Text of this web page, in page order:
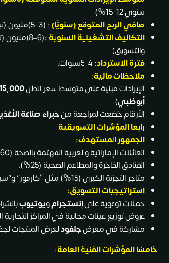
سنوي 12–15%)
صافي الربح المتوقع (سنويًّا): (3–5)مليون (تبدأ من السنة الثانية)
التكاليف التشغيلية السنوية:
والتسويق)
فترة الاسترداد:4–5سنوات.
ملاحظات مالية:
الإيرادات مبنية على متوسط سعر الطن15,000
أبوظبي).
الأرقام خضعت لمراجعة منخبراء صناعة
رابعا المؤشرات التسويقية:
الجمهور المستهدف:
العائلات الإماراتية والعربية المهتمة بالصحة (60%).
الفنادق الفاخرة والمطاعم الصحية (25%).
متاجر التجزئة الكبرى (15%) مثل “كارفور” و”سبينيس”.
استراتيجيات التسويق:
حملات توعوية علىإنستجرامويوتيوب
عروض توزيع عينات مجانية في المراكز التجارية
مشاركة في معرضجلفودلعرض المنتجات
خامسًا المؤشرات الفنية العامة: